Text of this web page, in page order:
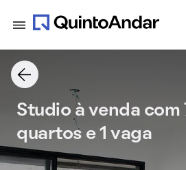
Studio à venda com
quartos e 1 vaga